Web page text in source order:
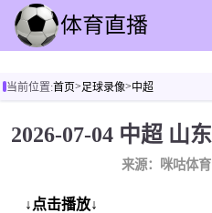
足球直播
足球动态
当前位置:首页>足球录像>中超
来源：咪咕体育
↓点击播放↓